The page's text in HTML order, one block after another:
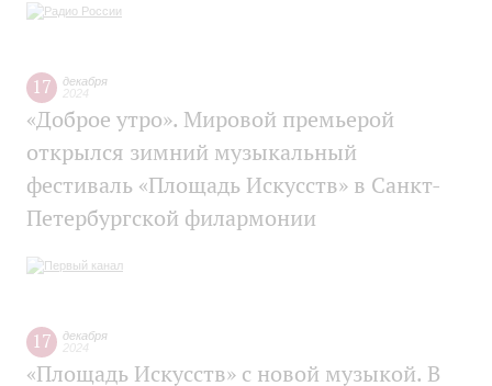
17
декабря
«Доброе утро». Мировой премьерой
открылся зимний музыкальный
фестиваль «Площадь Искусств» в Санкт-
Петербургской филармонии
17
декабря
«Площадь Искусств» с новой музыкой. В